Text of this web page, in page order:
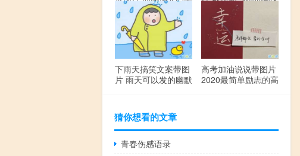
味情话
下雨天搞笑文案带图
片 雨天可以发的幽默
高考加油说说带图片
2020最简单励志的高
猜你想看的文章
青春伤感语录